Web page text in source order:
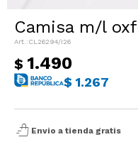
Camisa m/l
CL26294/I26
$ 1.490
$ 1.267
shopping_bag_speed Envio a tienda gratis
Ver todo